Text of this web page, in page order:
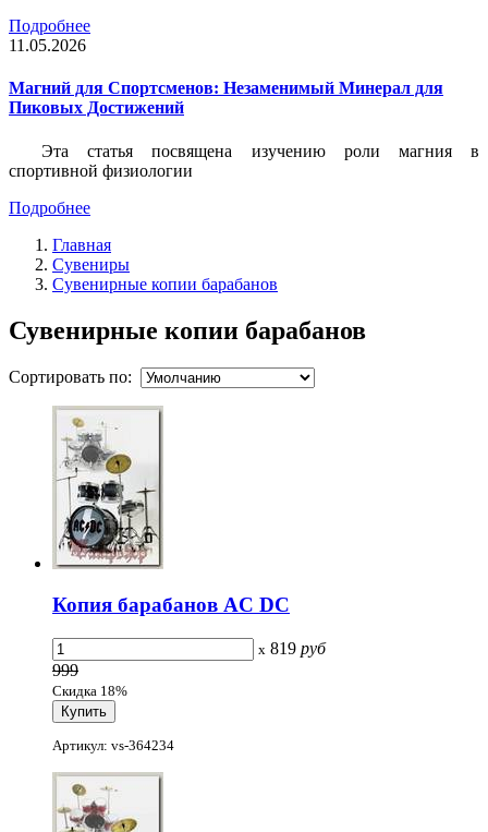
Подробнее
11.05.2026
Магний для Спортсменов: Незаменимый Минерал для
Пиковых Достижений
Эта статья посвящена изучению роли магния в
спортивной физиологии
Подробнее
Главная
Сувениры
Сувенирные копии барабанов
Сувенирные копии барабанов
Сортировать по:
Копия барабанов AC DC
x 819 руб
999
Скидка 18%
Артикул: vs-364234